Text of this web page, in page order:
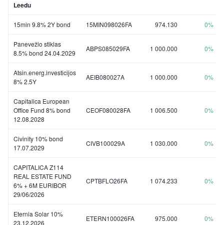
Leedu
15min 9.8% 2Y bond 15MIN098026FA 974.130 0%
Panevežio stiklas
8.5% bond 24.04.2029
ABPS085029FA 1 000.000 0%
Atsin.energ.investicijos
8% 2.5Y
AEIB080027A 1 000.000 0%
Capitalica European
Office Fund 8% bond
12.08.2028
CEOF080028FA 1 006.500 0%
Civinity 10% bond
17.07.2029
CIVB100029A 1 030.000 0%
CAPITALICA Z114
REAL ESTATE FUND
6% + 6M EURIBOR
29/06/2026
CPTBFLO26FA 1 074.233 0%
Eternia Solar 10%
23.12.2026
ETERN100026FA 975.000 0%